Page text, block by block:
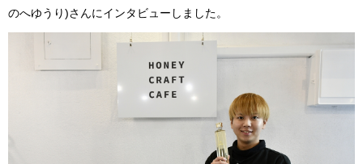
のへゆうり)さんにインタビューしました。